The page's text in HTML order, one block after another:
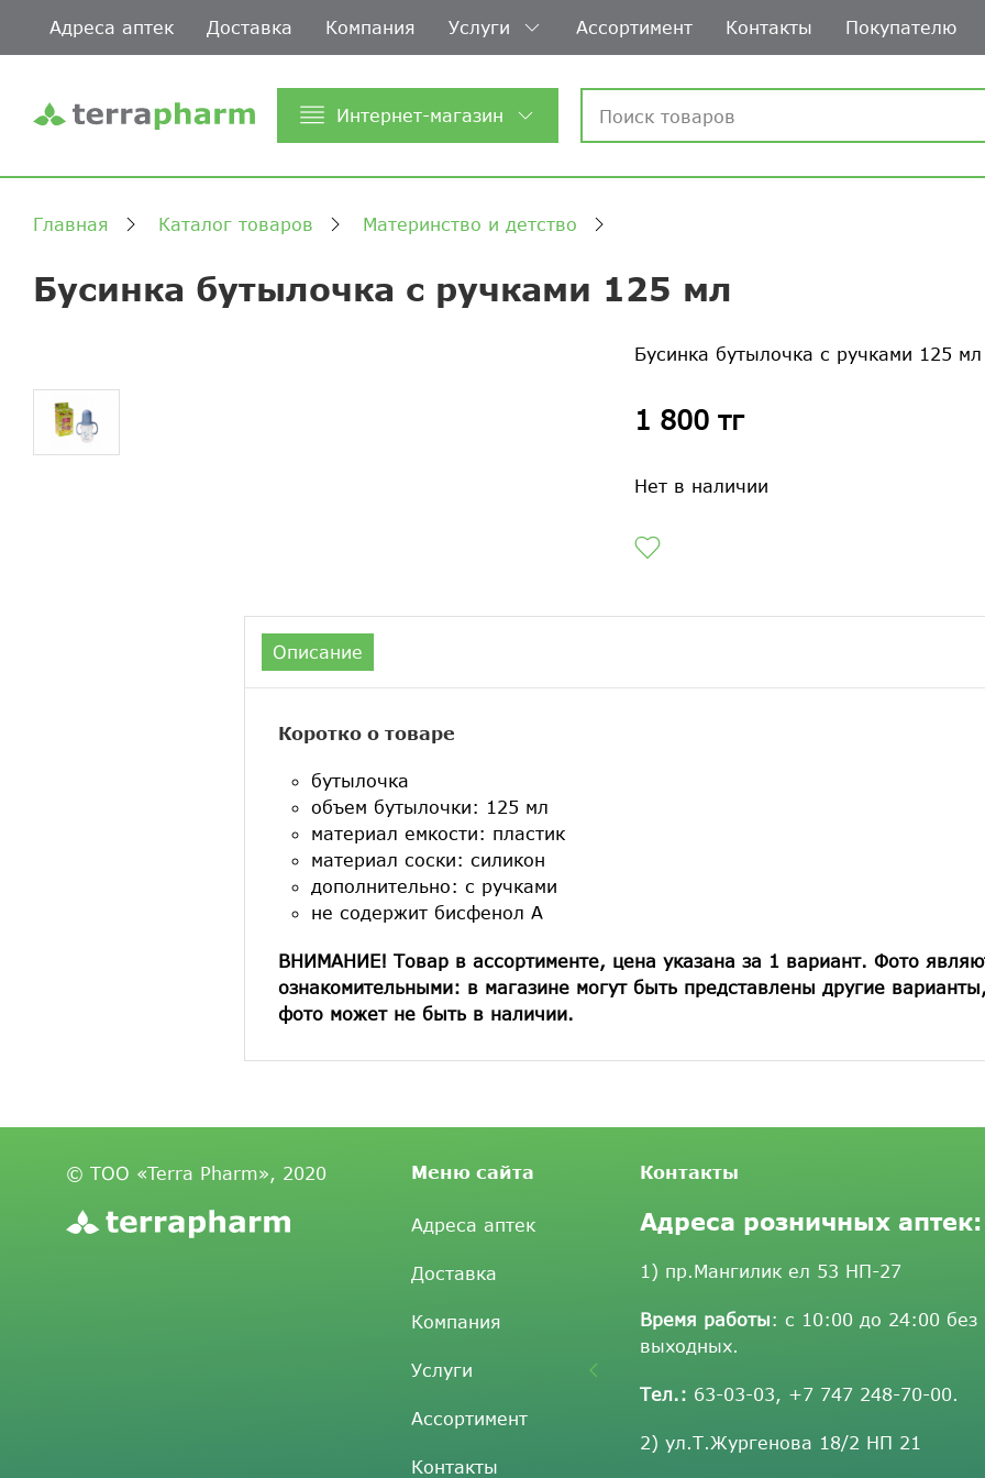
Адреса аптек Доставка Компания Услуги Ассортимент Контакты Покупателю
Интернет-магазин
Главная Каталог товаров Материнство и детство
Бусинка бутылочка с ручками 125 мл
Бусинка бутылочка с ручками 125
1 800 тг
Нет в наличии
Описание
Коротко о товаре
бутылочка
объем бутылочки: 125 мл
материал емкости: пластик
материал соски: силикон
дополнительно: с ручками
не содержит бисфенол А
ВНИМАНИЕ! Товар в ассортименте, цена указана за 1 вариант. Фото
ознакомительными: в магазине могут быть представлены другие
фото может не быть в наличии.
© ТОО «Terra Pharm», 2020 Меню сайта
Адреса аптек
Доставка
Компания
Услуги
Ассортимент
Контакты
Контакты
Адреса розничных аптек:
1) пр.Мангилик ел 53 НП-27
Время работы: с 10:00 до 24:00 без
выходных.
Тел.: 63-03-03, +7 747 248-70-00.
2) ул.Т.Жургенова 18/2 НП 21